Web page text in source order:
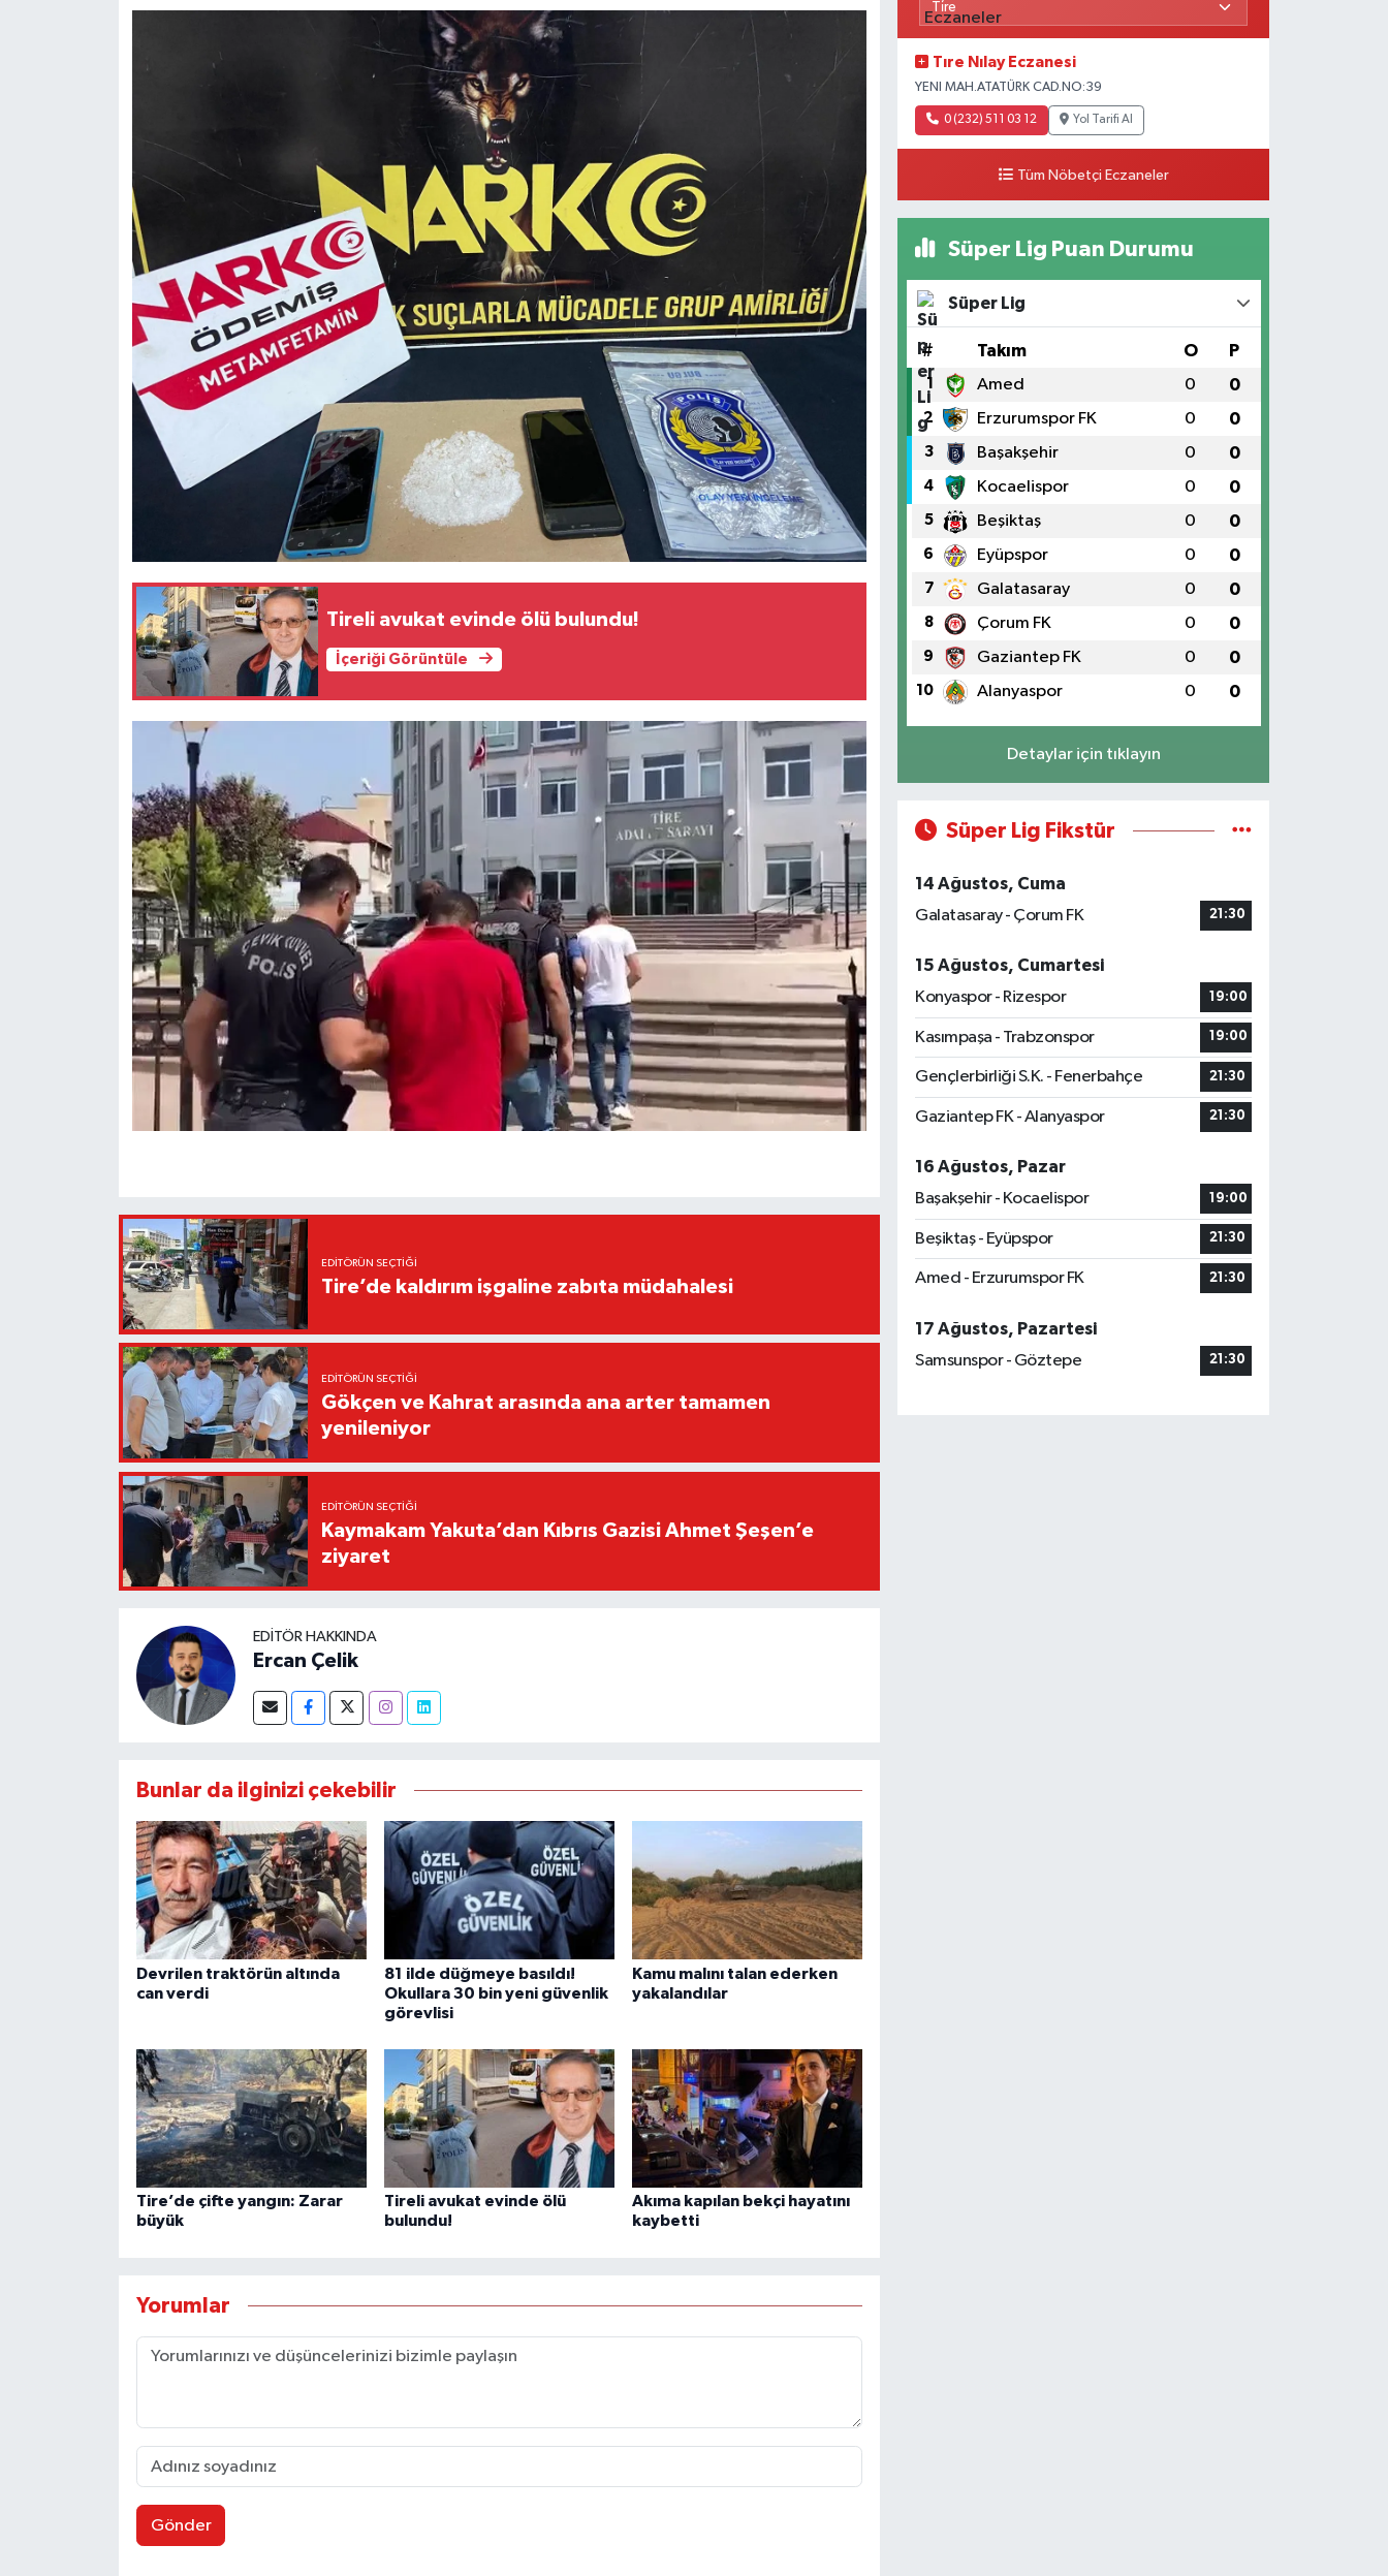
Tireli avukat evinde ölü bulundu!
İçeriği Görüntüle
EDITÖRÜN SEÇTIĞI
Tire’de kaldırım işgaline zabıta müdahalesi
EDITÖRÜN SEÇTIĞI
Gökçen ve Kahrat arasında ana arter tamamen
yenileniyor
EDITÖRÜN SEÇTIĞI
Kaymakam Yakuta’dan Kıbrıs Gazisi Ahmet Şeşen’e
ziyaret
EDITÖR HAKKINDA
Ercan Çelik
Bunlar da ilginizi çekebilir
Devrilen traktörün altında
can verdi
81 ilde düğmeye basıldı!
Okullara 30 bin yeni güvenlik
görevlisi
Kamu malını talan ederken
yakalandılar
Tire’de çifte yangın: Zarar
büyük
Tireli avukat evinde ölü
bulundu!
Akıma kapılan bekçi hayatını
kaybetti
Yorumlar
Gönder
Tıre Nılay Eczanesi
YENI MAH.ATATÜRK CAD.NO:39
0 (232) 511 03 12 Yol Tarifi Al
Tüm Nöbetçi Eczaneler
Süper Lig Puan Durumu
Süper Lig
# Takım O P
1 Amed 0 0
2 Erzurumspor FK 0 0
3 Başakşehir 0 0
4 Kocaelispor 0 0
5 Beşiktaş 0 0
6 Eyüpspor 0 0
7 Galatasaray 0 0
8 Çorum FK 0 0
9 Gaziantep FK 0 0
10 Alanyaspor 0 0
Detaylar için tıklayın
Süper Lig Fikstür
14 Ağustos, Cuma
Galatasaray - Çorum FK
21:30
15 Ağustos, Cumartesi
Konyaspor - Rizespor
19:00
Kasımpaşa - Trabzonspor 19:00
Gençlerbirliği S.K. - Fenerbahçe 21:30
Gaziantep FK - Alanyaspor 21:30
16 Ağustos, Pazar
Başakşehir - Kocaelispor
19:00
Beşiktaş - Eyüpspor 21:30
Amed - Erzurumspor FK 21:30
17 Ağustos, Pazartesi
Samsunspor - Göztepe
21:30